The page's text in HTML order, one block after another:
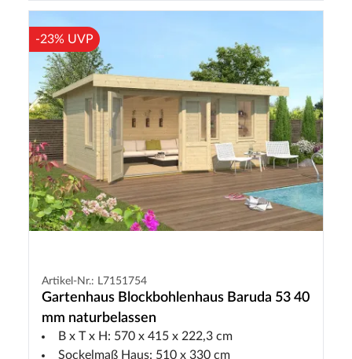
-23% UVP
Artikel-Nr.: L7151754
Gartenhaus Blockbohlenhaus Baruda 53 40
mm naturbelassen
B x T x H: 570 x 415 x 222,3 cm
Sockelmaß Haus: 510 x 330 cm